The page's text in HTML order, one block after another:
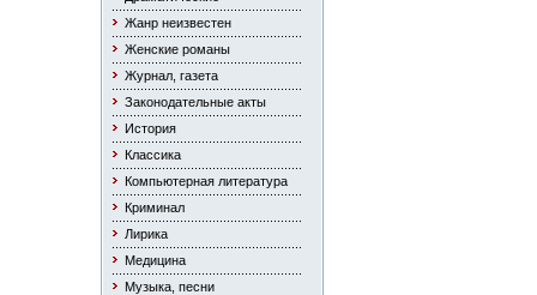
Жанр неизвестен
Женские романы
Журнал, газета
Законодательные акты
История
Классика
Компьютерная литература
Криминал
Лирика
Медицина
Музыка, песни